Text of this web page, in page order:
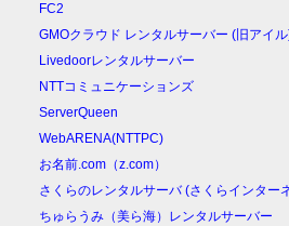
FC2
GMOクラウド レンタルサーバー (旧アイ
Livedoorレンタルサーバー
NTTコミュニケーションズ
ServerQueen
WebARENA(NTTPC)
お名前.com（z.com）
さくらのレンタルサーバ (さくらインター
ちゅらうみ（美ら海）レンタルサーバー